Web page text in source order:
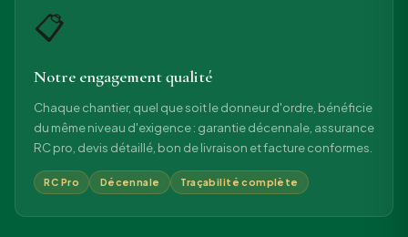
📋
Notre engagement qualité
Chaque chantier, quel que soit le donneur d'ordre, bénéficie
du même niveau d'exigence : garantie décennale, assurance
RC pro, devis détaillé, bon de livraison et facture conformes.
RC Pro Décennale Traçabilité complète